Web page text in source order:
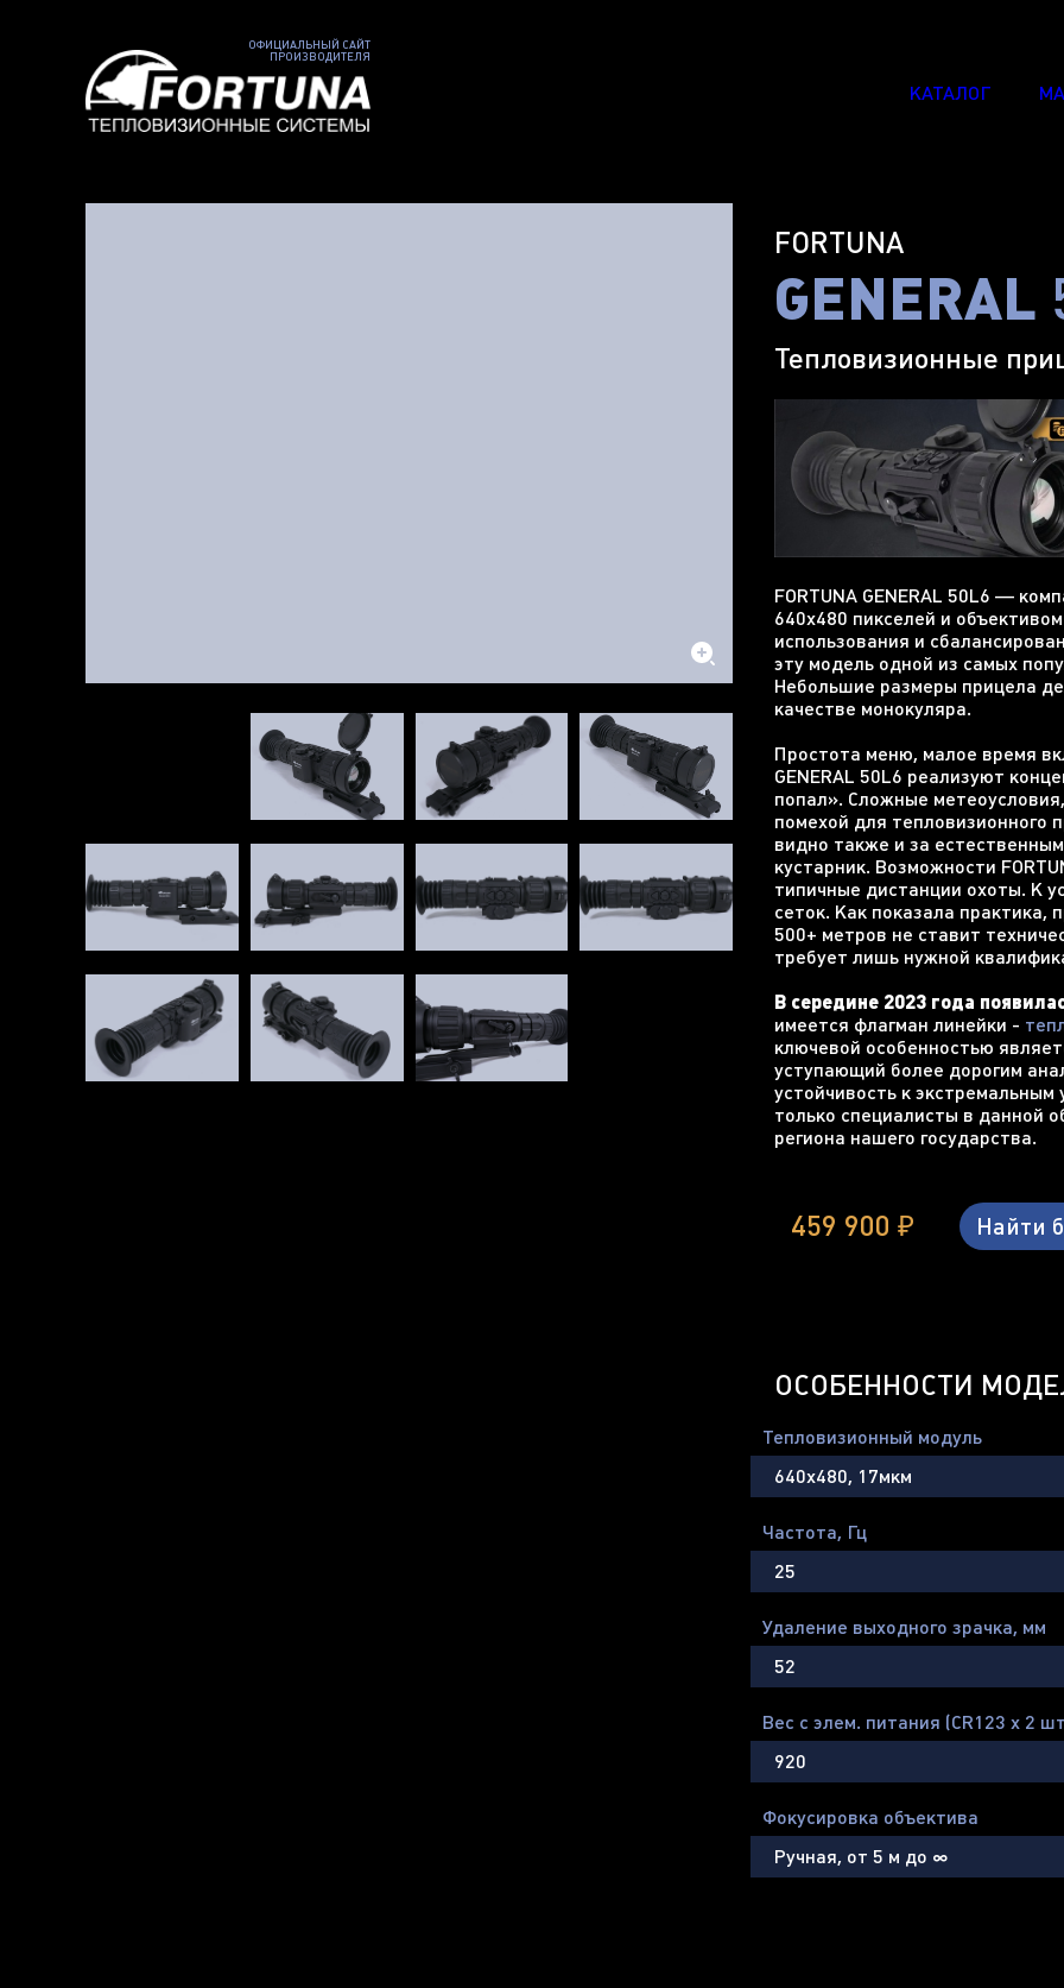
ОФИЦИАЛЬНЫЙ САЙТ
ПРОИЗВОДИТЕЛЯ
КАТАЛОГ
FORTUNA
GENERAL
Тепловизионные
FORTUNA GENERAL 50L6 —
640х480 пикселей и
использования и
эту модель одной из самых
Небольшие размеры прицела
качестве монокуляра.
Простота меню, малое время
GENERAL 50L6 реализуют
попал». Сложные
помехой для тепловизионного
видно также и за
кустарник. Возможности
типичные дистанции охоты. К
сеток. Как показала практика,
500+ метров не ставит
требует лишь нужной
В середине 2023 года
имеется флагман линейки -
ключевой особенностью
уступающий более дорогим
устойчивость к
только специалисты в данной
региона нашего государства.
459 900 ₽ Найти
ОСОБЕННОСТИ
Тепловизионный модуль
640х480, 17мкм
Частота, Гц
25
Удаление выходного зрачка, мм
52
Вес с элем. питания (CR123 х 2
920
Фокусировка объектива
Ручная, от 5 м до ∞